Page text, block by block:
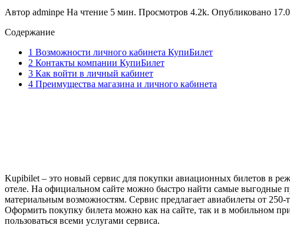
Автор adminpe На чтение 5 мин. Просмотров 4.2k. Опубликовано
Содержание
1 Возможности личного кабинета КупиБилет
2 Контакты компании КупиБилет
3 Как войти в личный кабинет
4 Преимущества магазина и личного кабинета
Kupibilet – это новый сервис для покупки авиационных билетов в
отеле. На официальном сайте можно быстро найти самые выгодные
материальным возможностям. Сервис предлагает авиабилеты от
Оформить покупку билета можно как на сайте, так и в мобильном
пользоваться всеми услугами сервиса.